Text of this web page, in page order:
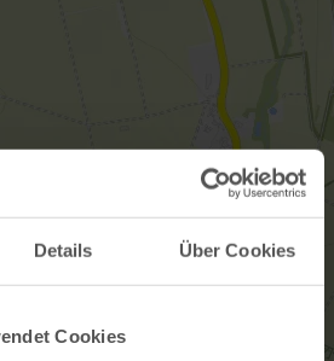
Details Über Cookies
Cookies